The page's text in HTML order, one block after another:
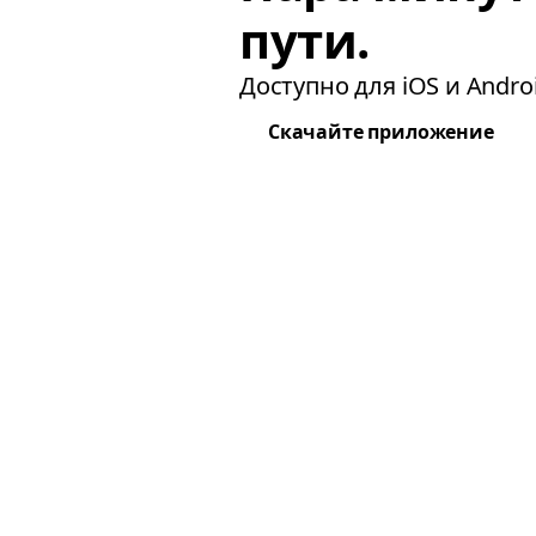
пути.
Доступно для iOS и
Скачайте приложение